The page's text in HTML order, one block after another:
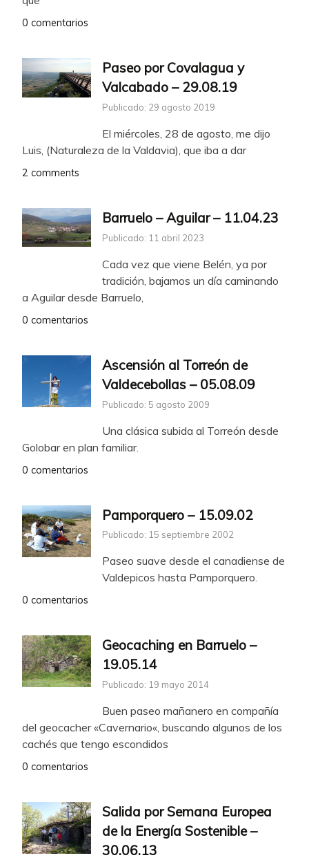
0 comentarios
Paseo por Covalagua y
Valcabado – 29.08.19
Publicado: 29 agosto 2019
El miércoles, 28 de agosto, me dijo
Luis, (Naturaleza de la Valdavia), que iba a dar
2 comments
Barruelo – Aguilar – 11.04.23
Publicado: 11 abril 2023
Cada vez que viene Belén, ya por
tradición, bajamos un día caminando
a Aguilar desde Barruelo,
0 comentarios
Ascensión al Torreón de
Valdecebollas – 05.08.09
Publicado: 5 agosto 2009
Una clásica subida al Torreón desde
Golobar en plan familiar.
0 comentarios
Pamporquero – 15.09.02
Publicado: 15 septiembre 2002
Paseo suave desde el canadiense de
Valdepicos hasta Pamporquero.
0 comentarios
Geocaching en Barruelo –
19.05.14
Publicado: 19 mayo 2014
Buen paseo mañanero en compañía
del geocacher «Cavernario«, buscando algunos de los
cachés que tengo escondidos
0 comentarios
Salida por Semana Europea
de la Energía Sostenible –
30.06.13